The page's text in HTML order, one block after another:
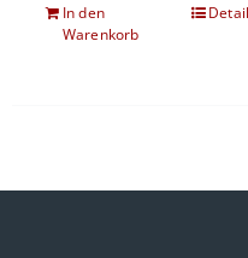
In den
Warenkorb